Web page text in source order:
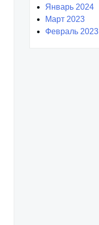
Январь 2024
Март 2023
Февраль 2023